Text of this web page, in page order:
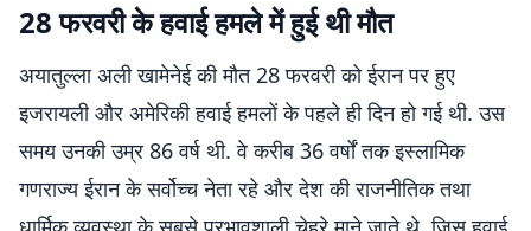
28 फरवरी के हवाई हमले में हुई थी मौत
अयातुल्ला अली खामेनेई की मौत 28 फरवरी को ईरान पर हुए
इजरायली और अमेरिकी हवाई हमलों के पहले ही दिन हो गई थी. उस
समय उनकी उम्र 86 वर्ष थी. वे करीब 36 वर्षों तक इस्लामिक
गणराज्य ईरान के सर्वोच्च नेता रहे और देश की राजनीतिक तथा